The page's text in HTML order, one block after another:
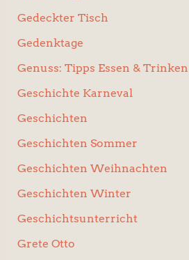
Gedeckter Tisch
Gedenktage
Genuss: Tipps Essen & Trinken
Geschichte Karneval
Geschichten
Geschichten Sommer
Geschichten Weihnachten
Geschichten Winter
Geschichtsunterricht
Grete Otto